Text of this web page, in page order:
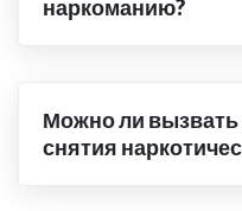
наркоманию?
Можно ли вызвать
снятия